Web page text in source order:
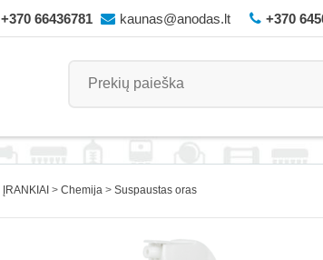
+370 66436781 kaunas@anodas.lt +370
ĮRANKIAI Chemija Suspaustas oras